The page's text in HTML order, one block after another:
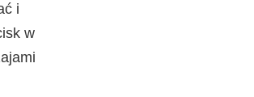
i
w